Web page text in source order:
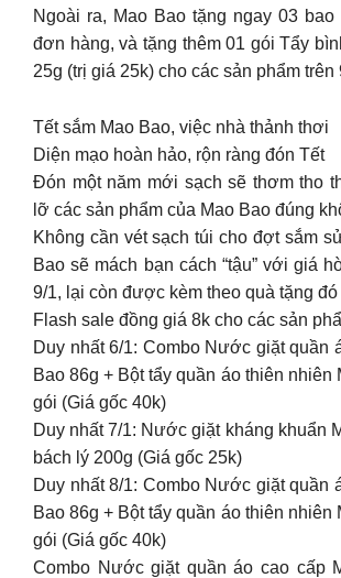
Ngoài ra, Mao Bao tặng ngay 03
đơn hàng, và tặng thêm 01 gói Tẩy
25g (trị giá 25k) cho các sản phẩm trên
Tết sắm Mao Bao, việc nhà thảnh thơi
Diện mạo hoàn hảo, rộn ràng đón Tết
Đón một năm mới sạch sẽ thơm tho
lỡ các sản phẩm của Mao Bao đúng
Không cần vét sạch túi cho đợt sắm
Bao sẽ mách bạn cách “tậu” với giá
9/1, lại còn được kèm theo quà tặng đó
Flash sale đồng giá 8k cho các sản
Duy nhất 6/1: Combo Nước giặt quần
Bao 86g + Bột tẩy quần áo thiên nhiên
gói (Giá gốc 40k)
Duy nhất 7/1: Nước giặt kháng khuẩn
bách lý 200g (Giá gốc 25k)
Duy nhất 8/1: Combo Nước giặt quần
Bao 86g + Bột tẩy quần áo thiên nhiên
gói (Giá gốc 40k)
Combo Nước giặt quần áo cao cấp